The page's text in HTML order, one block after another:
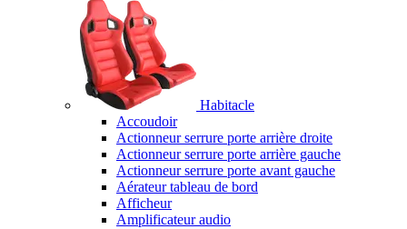
Habitacle
Accoudoir
Actionneur serrure porte arrière droite
Actionneur serrure porte arrière gauche
Actionneur serrure porte avant gauche
Aérateur tableau de bord
Afficheur
Amplificateur audio